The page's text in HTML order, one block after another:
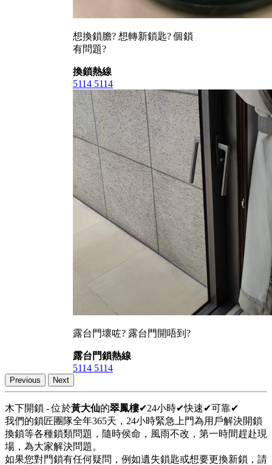
想換鎖膽? 想轉新鎖匙? 個鎖
有問題?
換鎖熱線
5114 5114
露台門壞咗? 露台門開唔到?
露台門鎖熱線
5114 5114
Previous Next
木下開鎖 - 位於黃大仙的翠鳳樓✔24小時✔快速✔可靠✔
我們的鎖匠團隊全年365天，24小時緊急上門為用戶解決開鎖
換鎖等各種鎖類問題，隨時侯命，風雨不改，第一時間趕赴現
場，為大家解決問題。
如果您對門鎖有任何疑問，例如遺失鎖匙或想要更換新鎖，請